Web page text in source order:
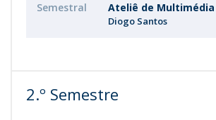
Semestral Ateliê de Multimédia
Diogo Santos
2.º Semestre